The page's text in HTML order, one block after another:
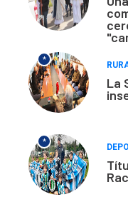
*
La
*